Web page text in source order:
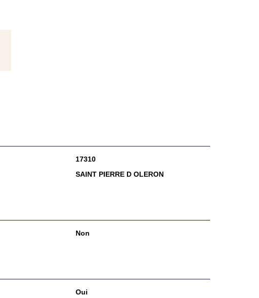
17310
SAINT PIERRE D OLERON
Non
Oui